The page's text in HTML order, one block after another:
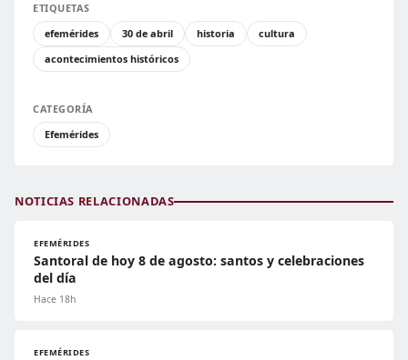
ETIQUETAS
efemérides
30 de abril historia
cultura
acontecimientos históricos
CATEGORÍA
Efemérides
NOTICIAS RELACIONADAS
EFEMÉRIDES
Santoral de hoy 8 de agosto: santos y celebraciones
del día
Hace 18h
EFEMÉRIDES